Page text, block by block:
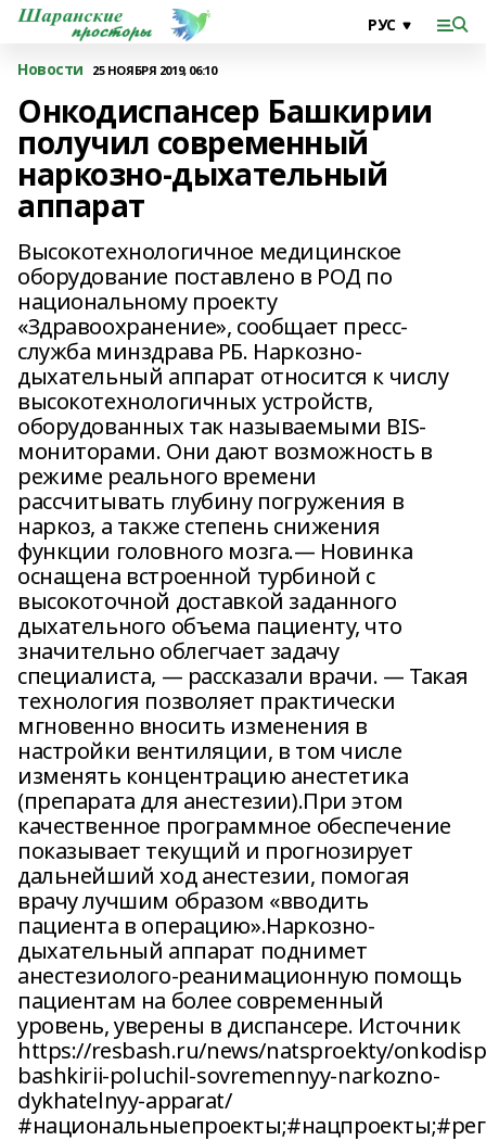
Новости 25 НОЯБРЯ 2019, 06:10
Онкодиспансер Башкирии
получил современный
наркозно-дыхательный
аппарат
Высокотехнологичное медицинское
оборудование поставлено в РОД по
национальному проекту
«Здравоохранение», сообщает пресс-
служба минздрава РБ. Наркозно-
дыхательный аппарат относится к числу
высокотехнологичных устройств,
оборудованных так называемыми BIS-
мониторами. Они дают возможность в
режиме реального времени
рассчитывать глубину погружения в
наркоз, а также степень снижения
функции головного мозга.— Новинка
оснащена встроенной турбиной с
высокоточной доставкой заданного
дыхательного объема пациенту, что
значительно облегчает задачу
специалиста, — рассказали врачи. — Такая
технология позволяет практически
мгновенно вносить изменения в
настройки вентиляции, в том числе
изменять концентрацию анестетика
(препарата для анестезии).При этом
качественное программное обеспечение
показывает текущий и прогнозирует
дальнейший ход анестезии, помогая
врачу лучшим образом «вводить
пациента в операцию».Наркозно-
дыхательный аппарат поднимет
анестезиолого-реанимационную помощь
пациентам на более современный
уровень, уверены в диспансере. Источник
https://resbash.ru/news/natsproekty/
bashkirii-poluchil-sovremennyy-narkozno-
dykhatelnyy-apparat/